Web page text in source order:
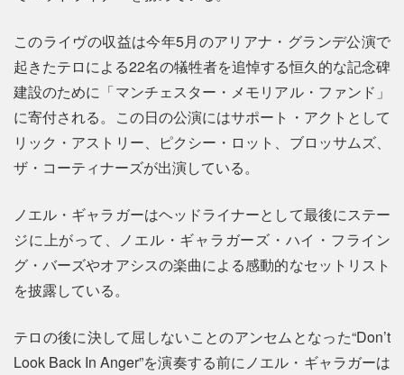
このライヴの収益は今年5月のアリアナ・グランデ公演で
起きたテロによる22名の犠牲者を追悼する恒久的な記念碑
建設のために「マンチェスター・メモリアル・ファンド」
に寄付される。この日の公演にはサポート・アクトとして
リック・アストリー、ピクシー・ロット、ブロッサムズ、
ザ・コーティナーズが出演している。
ノエル・ギャラガーはヘッドライナーとして最後にステー
ジに上がって、ノエル・ギャラガーズ・ハイ・フライン
グ・バーズやオアシスの楽曲による感動的なセットリスト
を披露している。
テロの後に決して屈しないことのアンセムとなった“Don’t
Look Back In Anger”を演奏する前にノエル・ギャラガーは